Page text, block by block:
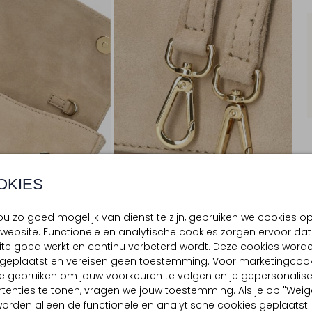
zo goed mogelijk van dienst te zijn, gebruiken we cookies op
Functionele en analytische cookies zorgen ervoor
goed werkt en continu verbeterd wordt. Deze cookies
en vereisen geen toestemming. Voor
gebruiken om jouw voorkeuren te volgen en je
te tonen, vragen we jouw toestemming. Als je op
alleen de functionele en analytische cookies geplaatst.
& RETOURNEREN
& PASVORM
OMSCHRIJVING